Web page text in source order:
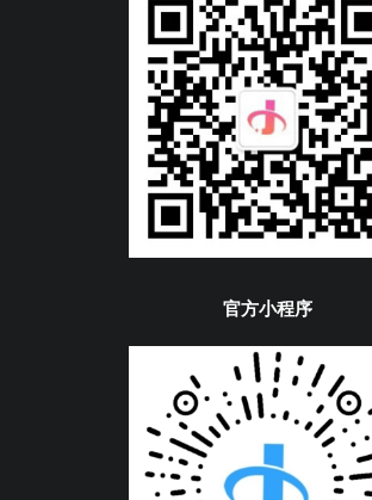
官方小程序